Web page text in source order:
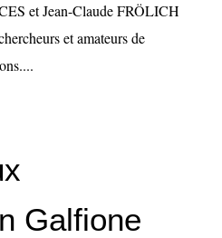
et Jean-Claude FRÖLICH
et amateurs de
Galfione